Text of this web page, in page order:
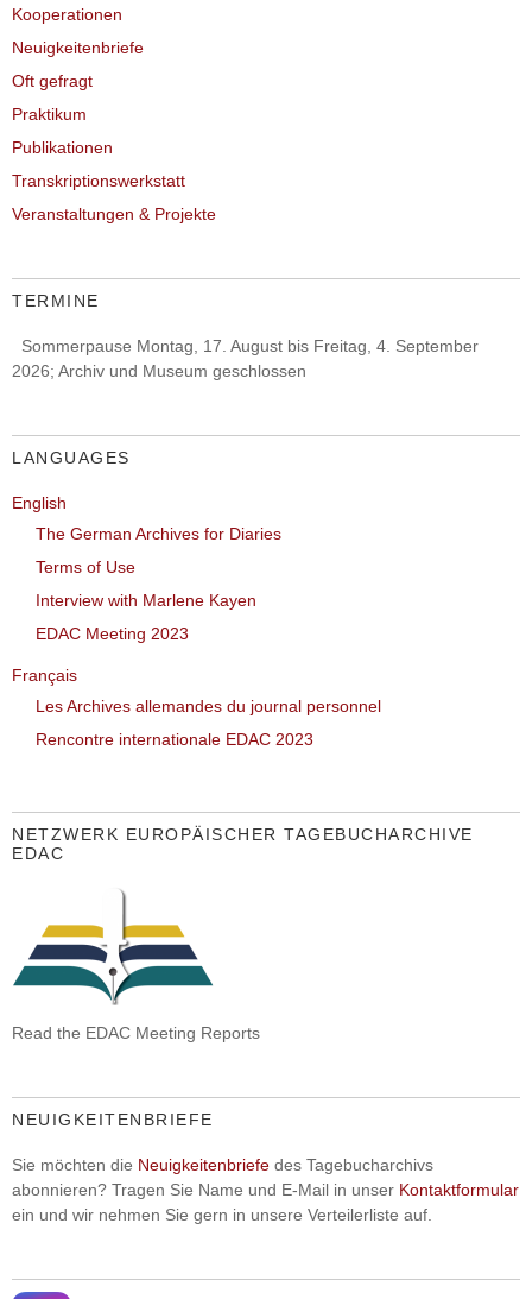
Kooperationen
Neuigkeitenbriefe
Oft gefragt
Praktikum
Publikationen
Transkriptionswerkstatt
Veranstaltungen & Projekte
TERMINE
Sommerpause Montag, 17. August bis Freitag, 4. September
2026; Archiv und Museum geschlossen
LANGUAGES
English
The German Archives for Diaries
Terms of Use
Interview with Marlene Kayen
EDAC Meeting 2023
Français
Les Archives allemandes du journal personnel
Rencontre internationale EDAC 2023
NETZWERK EUROPÄISCHER TAGEBUCHARCHIVE
EDAC
Read the EDAC Meeting Reports
NEUIGKEITENBRIEFE
Sie möchten die Neuigkeitenbriefe des Tagebucharchivs
abonnieren? Tragen Sie Name und E-Mail in unser Kontaktformular
ein und wir nehmen Sie gern in unsere Verteilerliste auf.